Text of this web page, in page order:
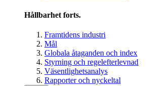
Hållbarhet forts.
Framtidens industri
Mål
Globala åtaganden och index
Styrning och regelefterlevnad
Väsentlighetsanalys
Rapporter och nyckeltal